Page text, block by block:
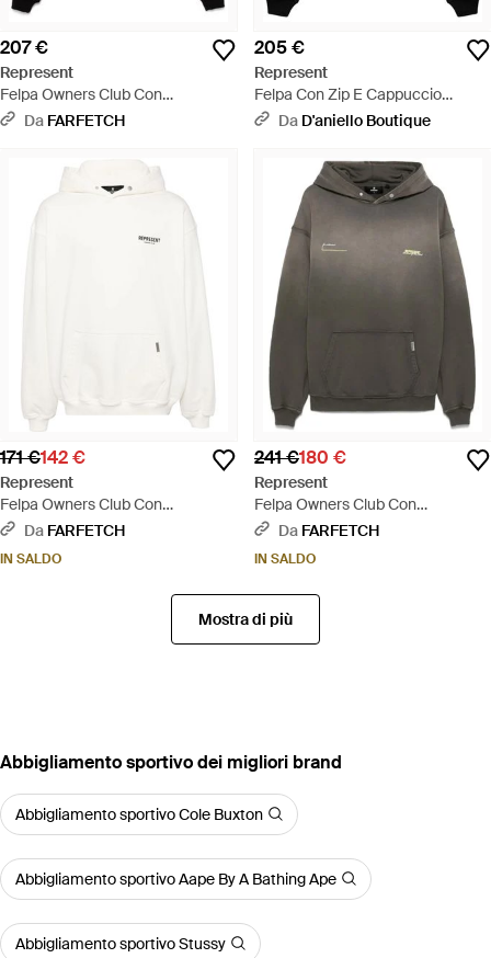
207 €
Represent
Felpa Owners Club Con
Cappuccio - Nero
Da FARFETCH
205 €
Represent
Felpa Con Zip E Cappuccio
Owners Club Nera - Nero
Da D'aniello Boutique
171 €142 €
Represent
Felpa Owners Club Con
Cappuccio - Bianco
Da FARFETCH
IN SALDO
241 €180 €
Represent
Felpa Owners Club Con
Cappuccio - Grigio
Da FARFETCH
IN SALDO
Mostra di più
‪Abbigliamento sportivo‬ dei migliori brand
Abbigliamento sportivo Cole Buxton
Abbigliamento sportivo Aape By A Bathing Ape
Abbigliamento sportivo Stussy